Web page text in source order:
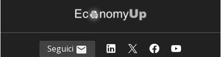
Seguici